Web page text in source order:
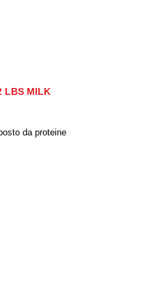
LBS MILK
da proteine